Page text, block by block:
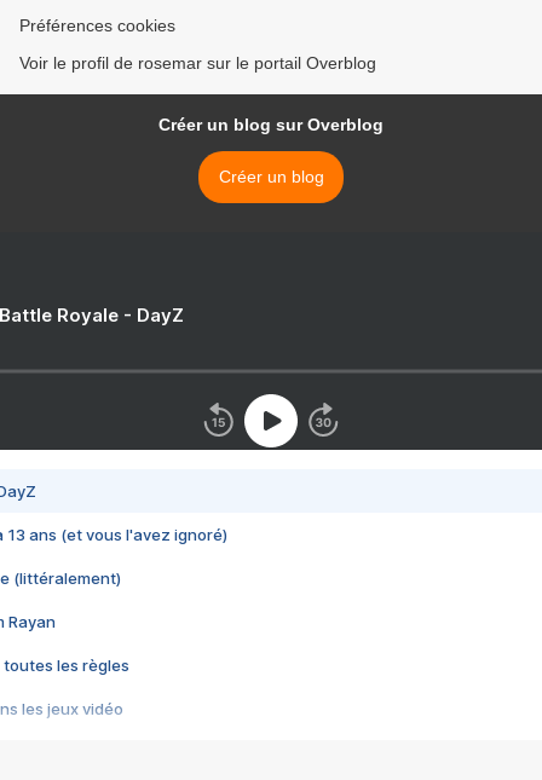
Préférences cookies
Voir le profil de rosemar sur le portail Overblog
Créer un blog sur Overblog
Créer un blog
Royale - DayZ
13 ans (et vous l'avez ignoré)
(littéralement)
Rayan
toutes les règles
les jeux vidéo